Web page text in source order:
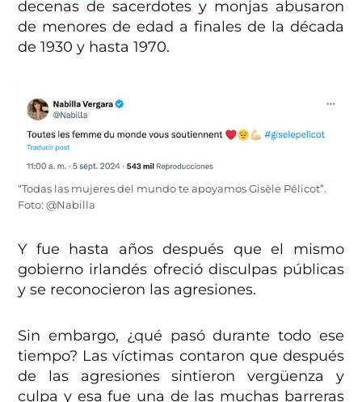
decenas de sacerdotes y monjas abusaron
de menores de edad a finales de la década
de 1930 y hasta 1970.
“Todas las mujeres del mundo te apoyamos Gisèle Pélicot”.
Foto: @Nabilla
Y fue hasta años después que el mismo
gobierno irlandés ofreció disculpas públicas
y se reconocieron las agresiones.
Sin embargo, ¿qué pasó durante todo ese
tiempo? Las víctimas contaron que después
de las agresiones sintieron vergüenza y
culpa y esa fue una de las muchas barreras